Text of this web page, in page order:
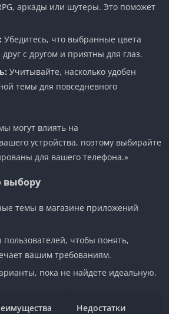
аркады или шутеры. Это поможет
Убедитесь, что выбранные цвета
с другом и приятны для глаз.
Учитывайте, насколько удобен
темы для повседневного
могут влиять на
устройства, поэтому выбирайте
для вашего телефона.»
выбору
темы в магазине приложений
чтобы понять,
вашим требованиям.
пока не найдете идеальную.
Недостатки